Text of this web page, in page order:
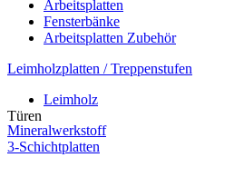
Arbeitsplatten
Fensterbänke
Arbeitsplatten Zubehör
Leimholzplatten / Treppenstufen
Leimholz
Mineralwerkstoff
3-Schichtplatten
Türen